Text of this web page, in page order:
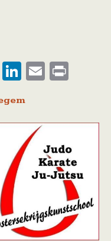
X LinkedIn
Email